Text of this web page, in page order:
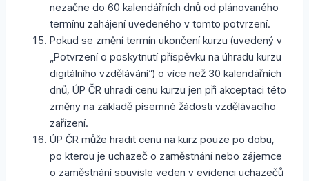
nezačne do 60 kalendářních dnů od plánovaného
termínu zahájení uvedeného v tomto potvrzení.
Pokud se změní termín ukončení kurzu (uvedený v
„Potvrzení o poskytnutí příspěvku na úhradu kurzu
digitálního vzdělávání“) o více než 30 kalendářních
dnů, ÚP ČR uhradí cenu kurzu jen při akceptaci této
změny na základě písemné žádosti vzdělávacího
zařízení.
ÚP ČR může hradit cenu na kurz pouze po dobu,
po kterou je uchazeč o zaměstnání nebo zájemce
o zaměstnání souvisle veden v evidenci uchazečů